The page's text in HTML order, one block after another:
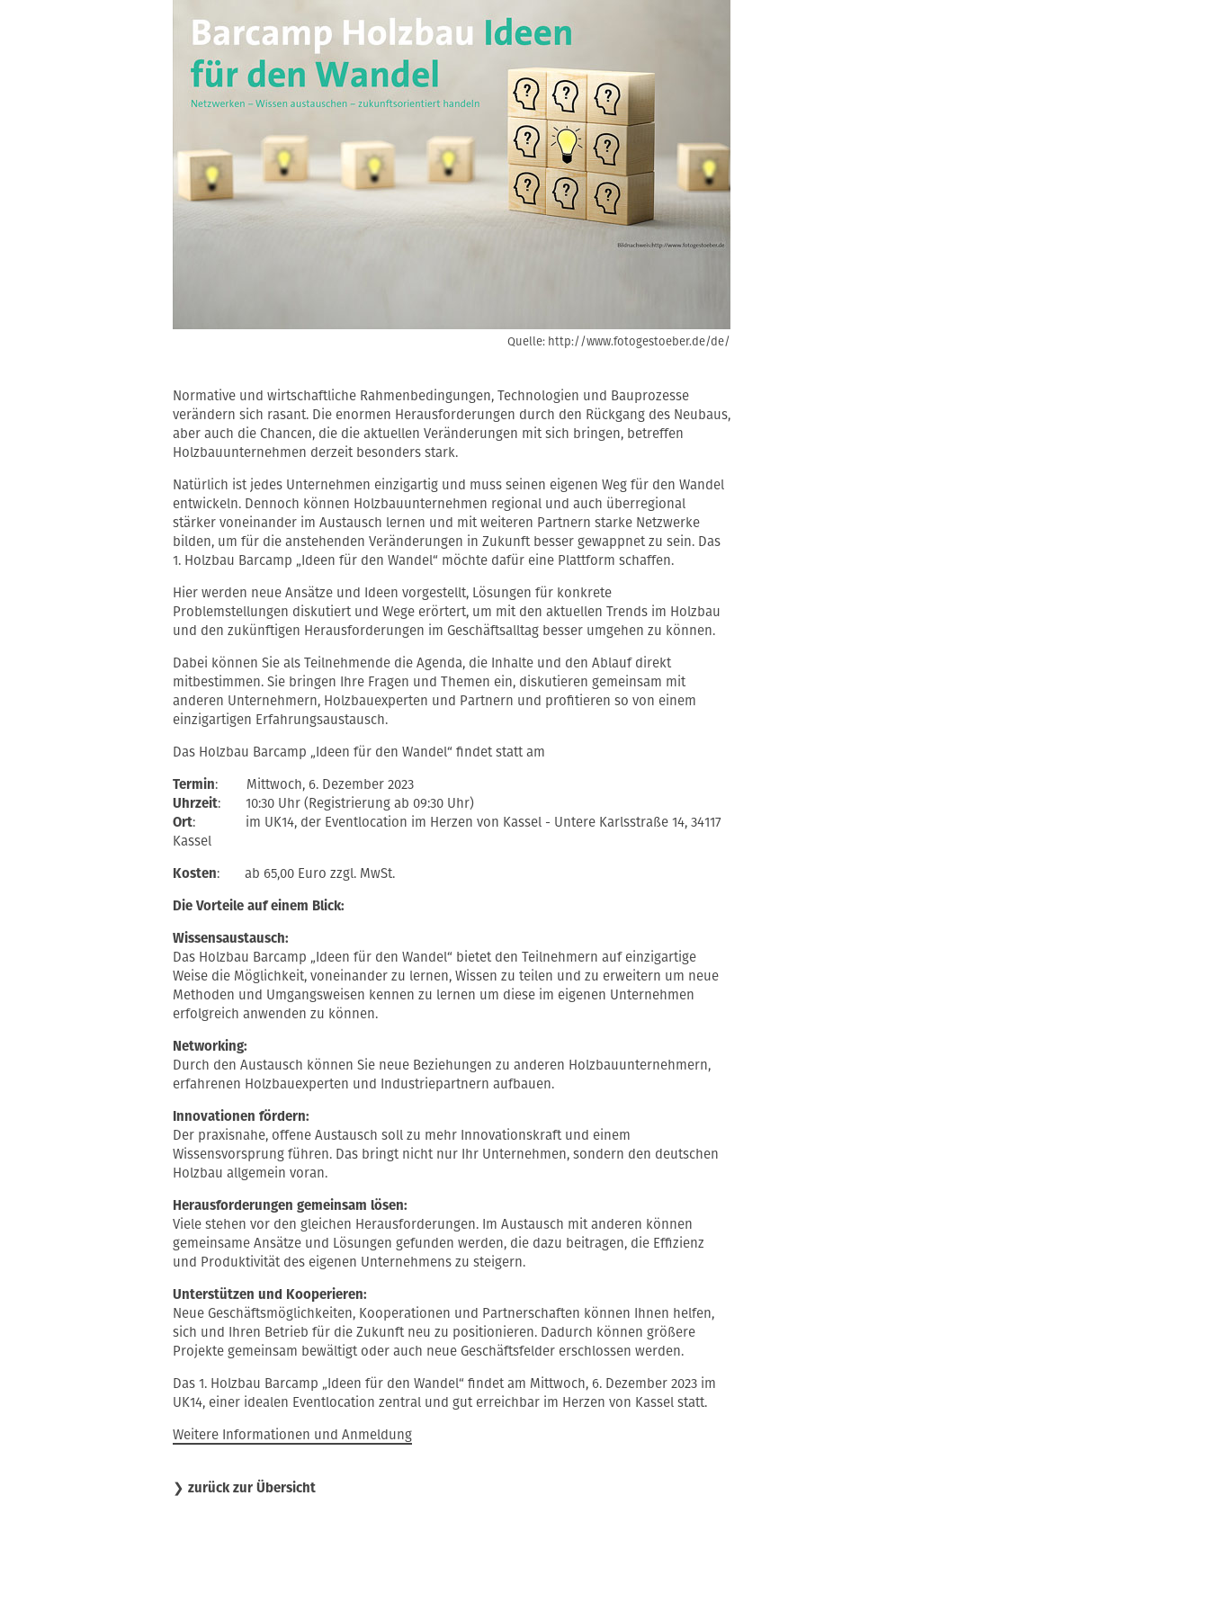
Quelle: http://www.fotogestoeber.de/de/
Normative und wirtschaftliche Rahmenbedingungen, Technologien und Bauprozesse
verändern sich rasant. Die enormen Herausforderungen durch den Rückgang des Neubaus,
aber auch die Chancen, die die aktuellen Veränderungen mit sich bringen, betreffen
Holzbauunternehmen derzeit besonders stark.
Natürlich ist jedes Unternehmen einzigartig und muss seinen eigenen Weg für den Wandel
entwickeln. Dennoch können Holzbauunternehmen regional und auch überregional
stärker voneinander im Austausch lernen und mit weiteren Partnern starke Netzwerke
bilden, um für die anstehenden Veränderungen in Zukunft besser gewappnet zu sein. Das
1. Holzbau Barcamp „Ideen für den Wandel“ möchte dafür eine Plattform schaffen.
Hier werden neue Ansätze und Ideen vorgestellt, Lösungen für konkrete
Problemstellungen diskutiert und Wege erörtert, um mit den aktuellen Trends im Holzbau
und den zukünftigen Herausforderungen im Geschäftsalltag besser umgehen zu können.
Dabei können Sie als Teilnehmende die Agenda, die Inhalte und den Ablauf direkt
mitbestimmen. Sie bringen Ihre Fragen und Themen ein, diskutieren gemeinsam mit
anderen Unternehmern, Holzbauexperten und Partnern und profitieren so von einem
einzigartigen Erfahrungsaustausch.
Das Holzbau Barcamp „Ideen für den Wandel“ findet statt am
Termin: Mittwoch, 6. Dezember 2023
Uhrzeit: 10:30 Uhr (Registrierung ab 09:30 Uhr)
Ort: im UK14, der Eventlocation im Herzen von Kassel - Untere Karlsstraße 14, 34117
Kassel
Kosten: ab 65,00 Euro zzgl. MwSt.
Die Vorteile auf einem Blick:
Wissensaustausch:
Das Holzbau Barcamp „Ideen für den Wandel“ bietet den Teilnehmern auf einzigartige
Weise die Möglichkeit, voneinander zu lernen, Wissen zu teilen und zu erweitern um neue
Methoden und Umgangsweisen kennen zu lernen um diese im eigenen Unternehmen
erfolgreich anwenden zu können.
Networking:
Durch den Austausch können Sie neue Beziehungen zu anderen Holzbauunternehmern,
erfahrenen Holzbauexperten und Industriepartnern aufbauen.
Innovationen fördern:
Der praxisnahe, offene Austausch soll zu mehr Innovationskraft und einem
Wissensvorsprung führen. Das bringt nicht nur Ihr Unternehmen, sondern den deutschen
Holzbau allgemein voran.
Herausforderungen gemeinsam lösen:
Viele stehen vor den gleichen Herausforderungen. Im Austausch mit anderen können
gemeinsame Ansätze und Lösungen gefunden werden, die dazu beitragen, die Effizienz
und Produktivität des eigenen Unternehmens zu steigern.
Unterstützen und Kooperieren:
Neue Geschäftsmöglichkeiten, Kooperationen und Partnerschaften können Ihnen helfen,
sich und Ihren Betrieb für die Zukunft neu zu positionieren. Dadurch können größere
Projekte gemeinsam bewältigt oder auch neue Geschäftsfelder erschlossen werden.
Das 1. Holzbau Barcamp „Ideen für den Wandel“ findet am Mittwoch, 6. Dezember 2023 im
UK14, einer idealen Eventlocation zentral und gut erreichbar im Herzen von Kassel statt.
Weitere Informationen und Anmeldung
❯ zurück zur Übersicht